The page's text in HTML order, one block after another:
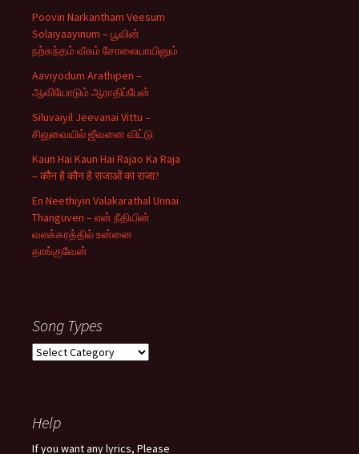
Poovin Narkantham Veesum
Solaiyaayinum – பூவின்
நற்கந்தம் வீசும் சோலையாயினும்
Aaviyodum Arathipen –
ஆவியோடும் ஆராதிப்பேன்
Siluvaiyil Jeevanai Vittu –
சிலுவையில் ஜீவனை விட்டு
Kaun Hai Kaun Hai Rajao Ka Raja
– कौन है कौन है राजाओं का राजा?
En Neethiyin Valakarathal Unnai
Thanguven – என் நீதியின்
வலக்கரத்தில் உன்னை
தாங்குவேன்
Song Types
Song
Help
If you want any lyrics, Please